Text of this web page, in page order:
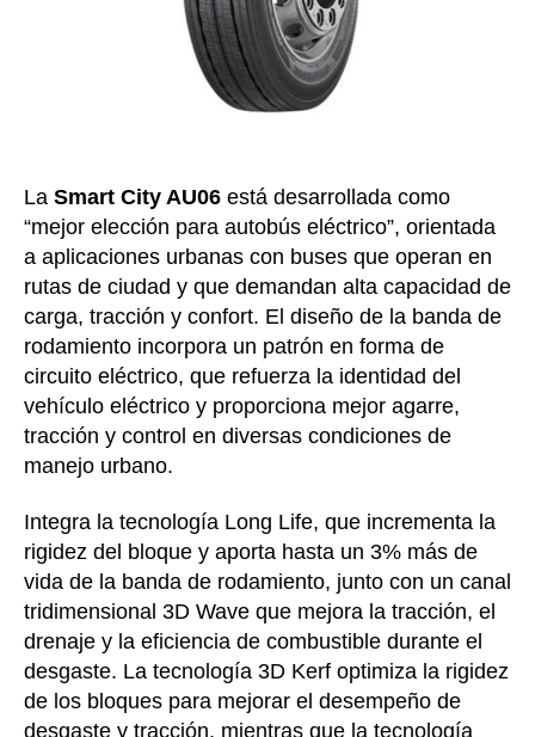
La Smart City AU06 está desarrollada como
“mejor elección para autobús eléctrico”, orientada
a aplicaciones urbanas con buses que operan en
rutas de ciudad y que demandan alta capacidad de
carga, tracción y confort. El diseño de la banda de
rodamiento incorpora un patrón en forma de
circuito eléctrico, que refuerza la identidad del
vehículo eléctrico y proporciona mejor agarre,
tracción y control en diversas condiciones de
manejo urbano.
Integra la tecnología Long Life, que incrementa la
rigidez del bloque y aporta hasta un 3% más de
vida de la banda de rodamiento, junto con un canal
tridimensional 3D Wave que mejora la tracción, el
drenaje y la eficiencia de combustible durante el
desgaste. La tecnología 3D Kerf optimiza la rigidez
de los bloques para mejorar el desempeño de
desgaste y tracción, mientras que la tecnología